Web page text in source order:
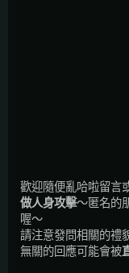
歡迎隨便亂哈啦留言
做人身攻擊～匿名的
喔～
請注意發問相關的禮
無關的回應可能會被